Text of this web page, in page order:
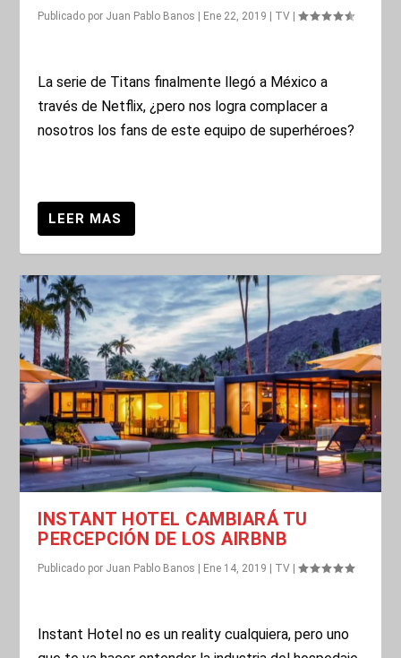
Publicado por Juan Pablo Banos | Ene 22, 2019 | TV |
La serie de Titans finalmente llegó a México a
través de Netflix, ¿pero nos logra complacer a
nosotros los fans de este equipo de superhéroes?
INSTANT HOTEL CAMBIARÁ TU
PERCEPCIÓN DE LOS AIRBNB
Publicado por Juan Pablo Banos | Ene 14, 2019 | TV |
Instant Hotel no es un reality cualquiera, pero uno